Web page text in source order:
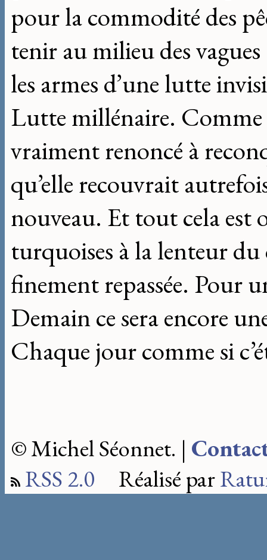
pour la commodité des
tenir au milieu des
les armes d’une lutte
Lutte millénaire. Comme
vraiment renoncé à
qu’elle recouvrait
nouveau. Et tout cela est
turquoises à la lenteur
finement repassée. Pour
Demain ce sera encore
Chaque jour comme si
© Michel Séonnet. |
RSS 2.0 Réalisé par